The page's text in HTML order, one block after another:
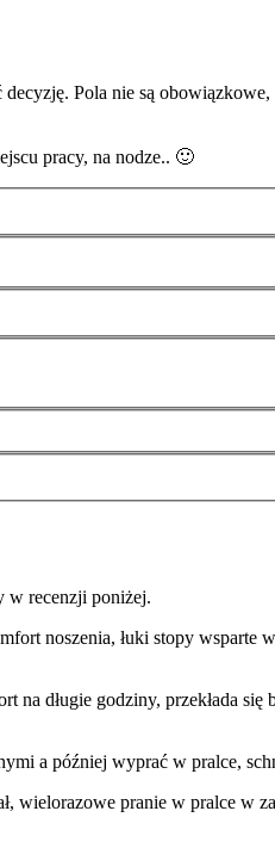
Pola nie są
pracy, na nodze.. 🙂
w recenzji poniżej.
noszenia, łuki stopy
długie godziny, przekłada
a później wyprać w pralce,
wielorazowe pranie w pralce w